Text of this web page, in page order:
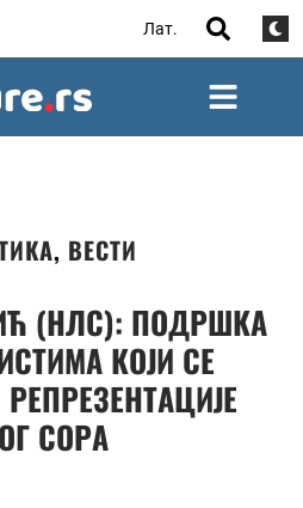
Лат.
, ВЕСТИ
(НЛС): ПОДРШКА
КОЈИ СЕ
СОРА